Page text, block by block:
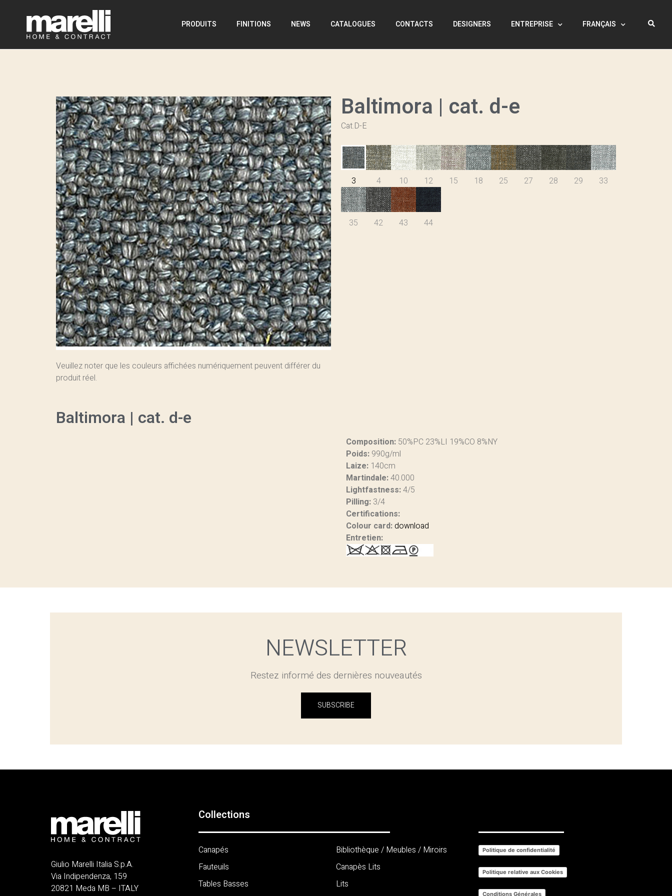
PRODUITS FINITIONS NEWS CATALOGUES CONTACTS DESIGNERS ENTREPRISE FRANÇAIS
Veuillez noter que les couleurs affichées numériquement peuvent différer du
produit réel.
Baltimora | cat. d-e
Cat.D-E
3 4 10 12 15 18 25 27 28 29 33
35 42 43 44
Baltimora | cat. d-e
Composition: 50%PC 23%LI 19%CO 8%NY
Poids: 990g/ml
Laize: 140cm
Martindale:40.000
Lightfastness:4/5
Pilling: 3/4
Certifications:
Colour card:download
Entretien:
NEWSLETTER
Restez informé des dernières nouveautés
SUBSCRIBE
Giulio Marelli Italia S.p.A.
Via Indipendenza, 159
20821 Meda MB – ITALY
Collections
Canapés
Fauteuils
Tables Basses
Bibliothèque / Meubles / Miroirs
Canapès Lits
Lits
Politique de confidentialité
Politique relative aux Cookies
Conditions Générales